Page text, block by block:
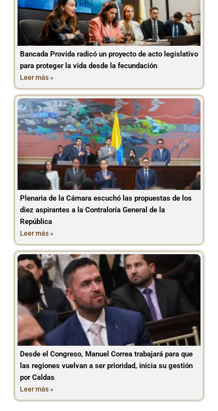
Bancada Provida radicó un proyecto de acto legislativo
para proteger la vida desde la fecundación
Leer más »
Plenaria de la Cámara escuchó las propuestas de los
diez aspirantes a la Contraloría General de la
República
Leer más »
Desde el Congreso, Manuel Correa trabajará para que
las regiones vuelvan a ser prioridad, inicia su gestión
por Caldas
Leer más »